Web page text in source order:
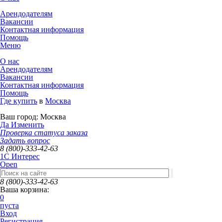
Арендодателям
Вакансии
Контактная информация
Помощь
Меню
О нас
Арендодателям
Вакансии
Контактная информация
Помощь
Где купить в Москва
Ваш город: Москва
Да Изменить
Проверка статуса заказа
Задать вопрос
8 (800)-333-42-63
1C Интерес
Open
8 (800)-333-42-63
Ваша корзина:
0
пуста
Вход